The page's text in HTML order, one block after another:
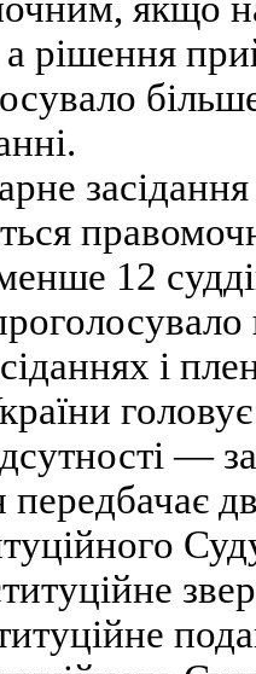
а рішення
12
і
—
передбачає